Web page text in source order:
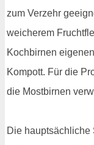
zum Verzehr
weicherem
Kochbirnen
Kompott. Für die
die Mostbirnen
Die hauptsächliche